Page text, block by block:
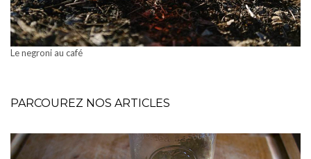
Le negroni au café
PARCOUREZ NOS ARTICLES